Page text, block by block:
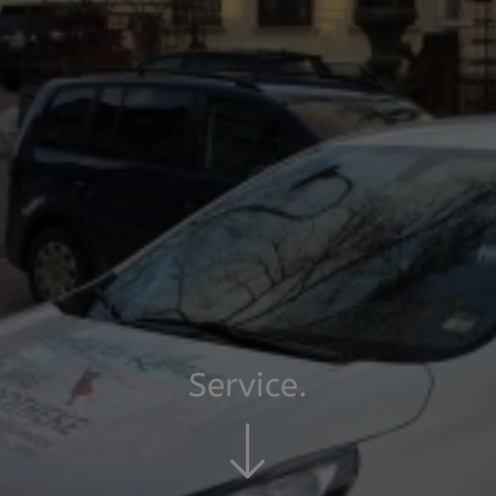
Service.